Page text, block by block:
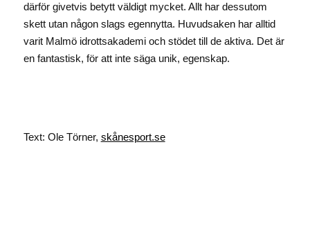
därför givetvis betytt väldigt mycket. Allt har dessutom
skett utan någon slags egennytta. Huvudsaken har alltid
varit Malmö idrottsakademi och stödet till de aktiva. Det är
en fantastisk, för att inte säga unik, egenskap.
Text: Ole Törner, skånesport.se